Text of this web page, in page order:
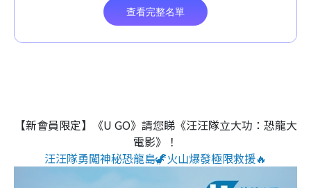
【新會員限定】《U GO》請您睇《汪汪隊立大功：恐龍大
電影》！
汪汪隊勇闖神秘恐龍島🦖火山爆發極限救援🔥